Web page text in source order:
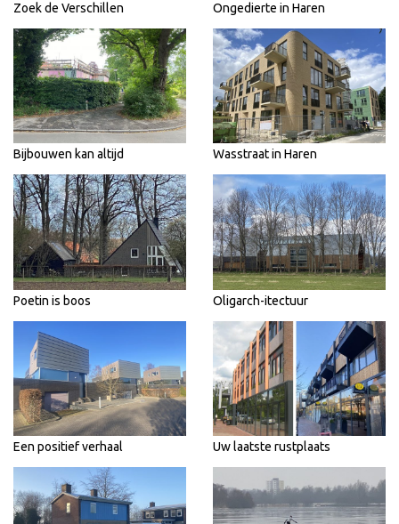
Zoek de Verschillen Ongedierte in Haren
Bijbouwen kan altijd Wasstraat in Haren
Poetin is boos Oligarch-itectuur
Een positief verhaal Uw laatste rustplaats